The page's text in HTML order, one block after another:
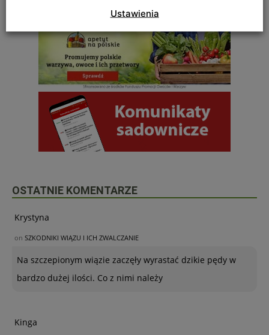
OSTATNIE KOMENTARZE
Krystyna
on SZKODNIKI WIĄZU I ICH ZWALCZANIE
Na szczepionym wiązie zaczęły wyrastać dzikie pędy w
bardzo dużej ilości. Co z nimi należy
Kinga
Ustawienia